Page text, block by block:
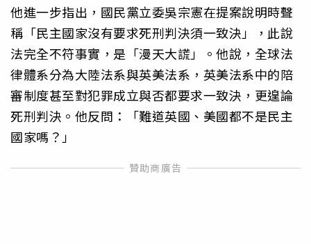
他進一步指出，國民黨立委吳宗憲在提案說明時聲
稱「民主國家沒有要求死刑判決須一致決」，此說
法完全不符事實，是「漫天大謊」。他說，全球法
律體系分為大陸法系與英美法系，英美法系中的陪
審制度甚至對犯罪成立與否都要求一致決，更遑論
死刑判決。他反問：「難道英國、美國都不是民主
國家嗎？」